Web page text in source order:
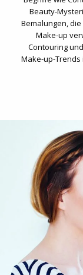
Beauty-
Bemalungen,
Make-up
Contouring
Make-up-Trends